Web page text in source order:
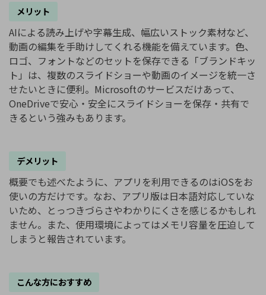
メリット
AIによる読み上げや字幕生成、幅広いストック素材など、
動画の編集を手助けしてくれる機能を備えています。色、
ロゴ、フォントなどのセットを保存できる「ブランドキッ
ト」は、複数のスライドショーや動画のイメージを統一さ
せたいときに便利。Microsoftのサービスだけあって、
OneDriveで安心・安全にスライドショーを保存・共有で
きるという強みもあります。
デメリット
概要でも述べたように、アプリを利用できるのはiOSをお
使いの方だけです。なお、アプリ版は日本語対応していな
いため、とっつきづらさやわかりにくさを感じるかもしれ
ません。また、使用環境によってはメモリ容量を圧迫して
しまうと報告されています。
こんな方におすすめ